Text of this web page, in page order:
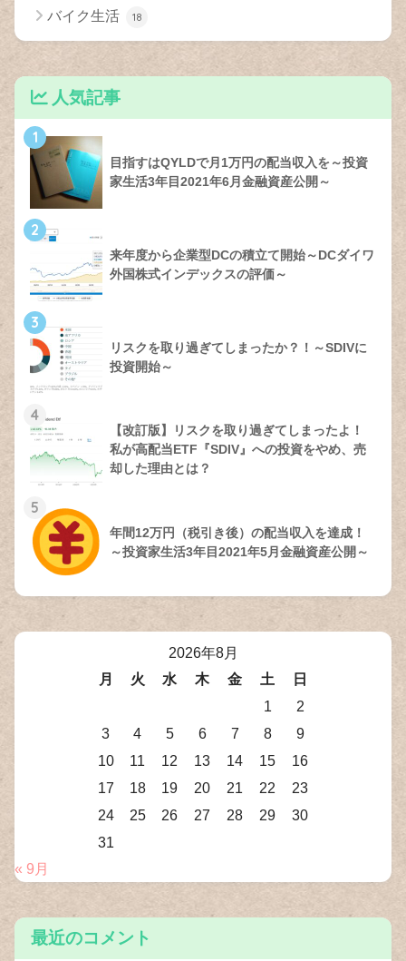
バイク生活 18
人気記事
1
目指すはQYLDで月1万円の配当収入を～投資
家生活3年目2021年6月金融資産公開～
2
来年度から企業型DCの積立て開始～DCダイワ
外国株式インデックスの評価～
3
リスクを取り過ぎてしまったか？！～SDIVに
投資開始～
4
【改訂版】リスクを取り過ぎてしまったよ！
私が高配当ETF『SDIV』への投資をやめ、売
却した理由とは？
5
年間12万円（税引き後）の配当収入を達成！
～投資家生活3年目2021年5月金融資産公開～
2026年8月
月
火 水 木 金 土
日
1
2
3
4 5 6 7 8
9
10
11 12 13 14 15
16
17
18 19 20 21 22
23
24
25 26 27 28 29
30
31
« 9月
最近のコメント